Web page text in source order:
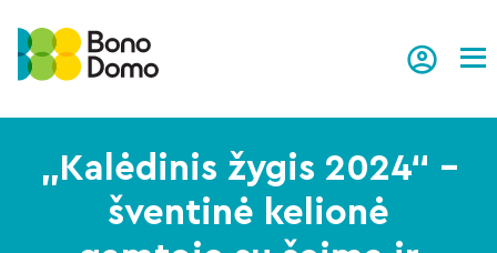
„Kalėdinis žygis 2024“ –
šventinė kelionė